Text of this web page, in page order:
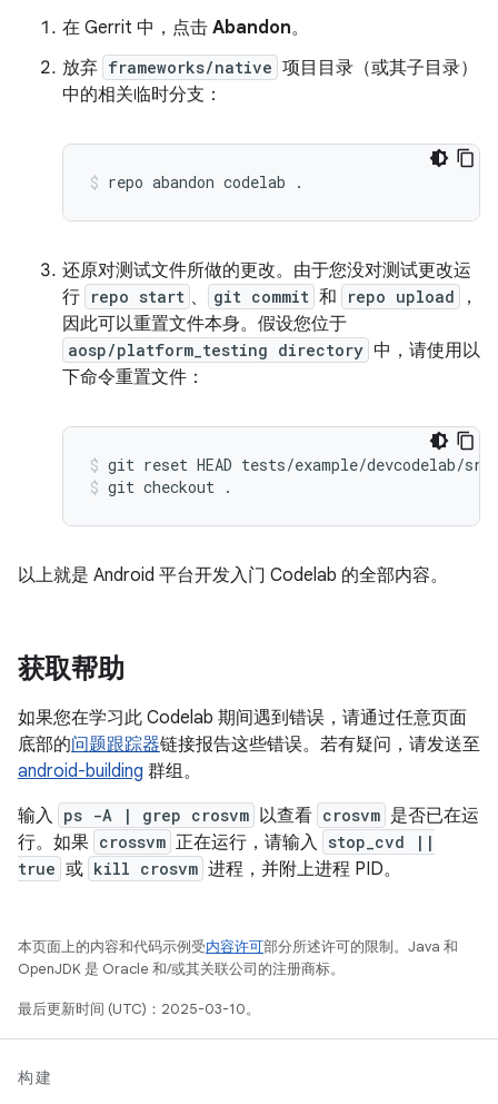
在 Gerrit 中，点击 Abandon。
放弃 frameworks/native 项目目录（或其子目录）
中的相关临时分支：
repo abandon codelab .
还原对测试文件所做的更改。由于您没对测试更改运
行 repo start 、 git commit 和 repo upload
，
因此可以重置文件本身。假设您位于
aosp/platform_testing directory 中，请使用以
下命令重置文件：
git reset HEAD tests/example/devcodelab/
git checkout .
以上就是 Android 平台开发入门 Codelab 的全部内容。
获取帮助
如果您在学习此 Codelab 期间遇到错误，请通过任意页面
底部的问题跟踪器链接报告这些错误。若有疑问，请发送至
android-building 群组。
输入 ps -A | grep crosvm 以查看 crosvm 是否已在运
行。如果 crossvm 正在运行，请输入 stop_cvd ||
true 或 kill crosvm 进程，并附上进程 PID。
本页面上的内容和代码示例受内容许可部分所述许可的限制。Java 和
OpenJDK 是 Oracle 和/或其关联公司的注册商标。
最后更新时间 (UTC)：2025-03-10。
构建